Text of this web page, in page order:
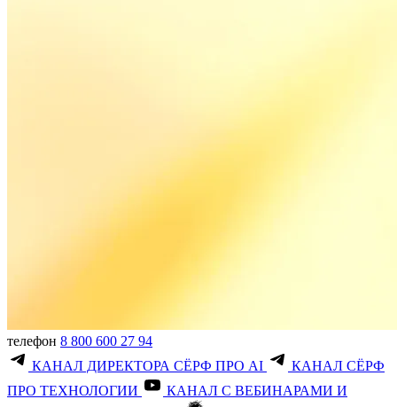
телефон 8 800 600 27 94
КАНАЛ ДИРЕКТОРА СЁРФ ПРО AI
КАНАЛ СЁРФ
ПРО ТЕХНОЛОГИИ
КАНАЛ С ВЕБИНАРАМИ И